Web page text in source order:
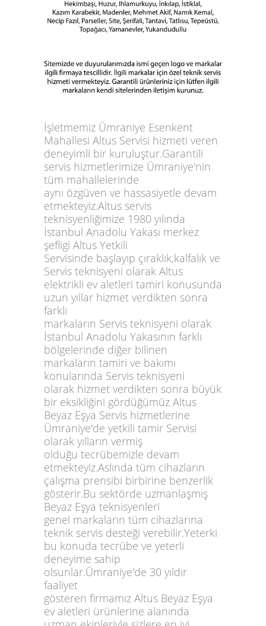
İşletmemiz Ümraniye Esenkent
Mahallesi Altus Servisi hizmeti veren
deneyimli bir kuruluştur.Garantili
servis hizmetlerimize Ümraniye'nin
tüm mahallelerinde
aynı özgüven ve hassasiyetle devam
etmekteyiz.Altus servis
teknisyenliğimize 1980 yılında
İstanbul Anadolu Yakası merkez
şefligi Altus Yetkili
Servisinde başlayıp çıraklık,kalfalık ve
Servis teknisyeni olarak Altus
elektrikli ev aletleri tamiri konusunda
uzun yıllar hizmet verdikten sonra
farklı
markaların Servis teknisyeni olarak
İstanbul Anadolu Yakasının farklı
bölgelerinde diğer bilinen
markaların tamiri ve bakımı
konularında Servis teknisyeni
olarak hizmet verdikten sonra büyük
bir eksikliğini gördüğümüz Altus
Beyaz Eşya Servis hizmetlerine
Ümraniye'de yetkili tamir Servisi
olarak yılların vermiş
olduğu tecrübemizle devam
etmekteyiz.Aslında tüm cihazların
çalışma prensibi birbirine benzerlik
gösterir.Bu sektörde uzmanlaşmış
Beyaz Eşya teknisyenleri
genel markaların tüm cihazlarına
teknik servis desteği verebilir.Yeterki
bu konuda tecrübe ve yeterli
deneyime sahip
olsunlar.Ümraniye'de 30 yıldır
faaliyet
gösteren firmamız Altus Beyaz Eşya
ev aletleri ürünlerine alanında